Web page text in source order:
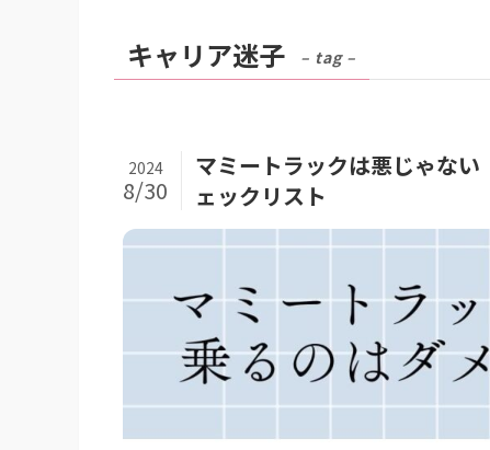
キャリア迷子 – tag –
マミートラックは悪じゃな
ェックリスト
2024
8/30